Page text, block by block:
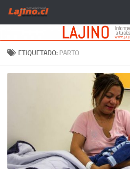
Saltar al contenido
ETIQUETADO: PARTO